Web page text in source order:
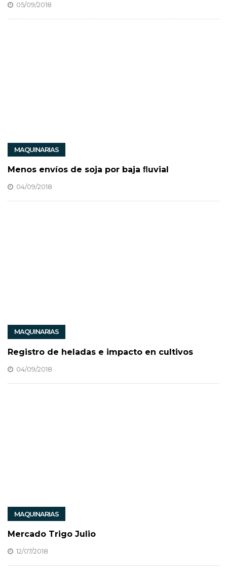
05/09/2018
MAQUINARIAS
Menos envíos de soja por baja ﬂuvial
04/09/2018
MAQUINARIAS
Registro de heladas e impacto en cultivos
04/09/2018
MAQUINARIAS
Mercado Trigo Julio
12/07/2018